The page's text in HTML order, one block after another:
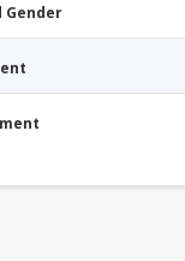
Gender